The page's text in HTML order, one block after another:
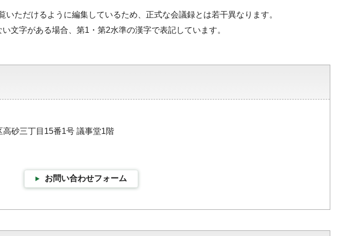
いただけるように編集しているため、正式な会議録とは若干異なります。
文字がある場合、第1・第2水準の漢字で表記しています。
砂三丁目15番1号 議事堂1階
お問い合わせフォーム